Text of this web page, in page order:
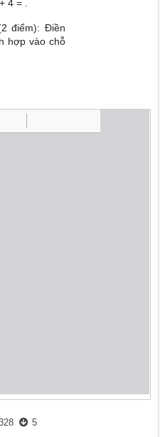
4 = .
điểm): Điền
hợp vào chỗ
5